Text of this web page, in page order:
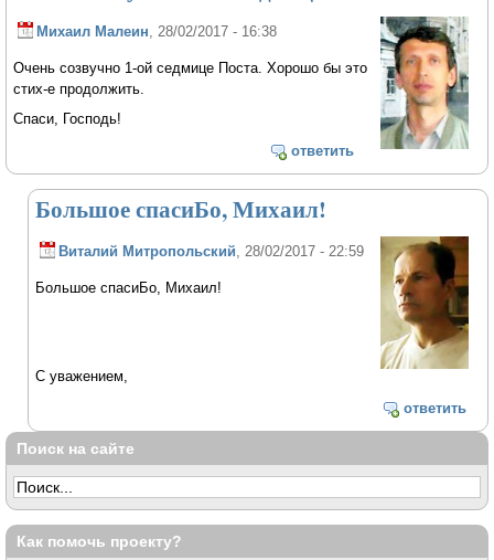
Михаил Малеин, 28/02/2017 - 16:38
Очень созвучно 1-ой седмице Поста. Хорошо бы это
стих-е продолжить.
Спаси, Господь!
ответить
Большое спасиБо, Михаил!
Виталий Митропольский , 28/02/2017 - 22:59
Большое спасиБо, Михаил!
С уважением,
ответить
Поиск на сайте
Как помочь проекту?